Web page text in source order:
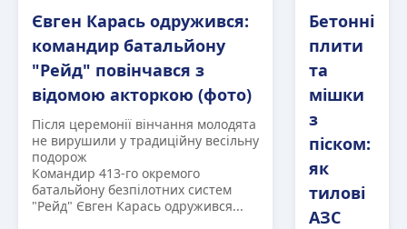
Євген Карась одружився:
командир батальйону
"Рейд" повінчався з
відомою акторкою (фото)
Після церемонії вінчання молодята
не вирушили у традиційну весільну
подорож
Командир 413-го окремого
батальйону безпілотних систем
"Рейд" Євген Карась одружився...
Бетонні
плити
та
мішки
з
піском:
як
тилові
АЗС